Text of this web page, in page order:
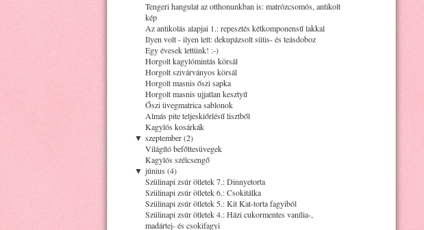
Tengeri hangulat az otthonunkban is: matrózcsomós, antikolt
kép
Az antikolás alapjai 1.: repesztés kétkomponensű lakkal
Ilyen volt - ilyen lett: dekupázsolt sütis- és teásdoboz
Egy évesek lettünk! :-)
Horgolt kagylómintás körsál
Horgolt szivárványos körsál
Horgolt masnis őszi sapka
Horgolt masnis ujjatlan kesztyű
Őszi üvegmatrica sablonok
Almás pite teljeskiőrlésű lisztből
Kagylós kosárkák
▼ szeptember (2)
Világító befőttesüvegek
Kagylós szélcsengő
▼ június (4)
Szülinapi zsúr ötletek 7.: Dinnyetorta
Szülinapi zsúr ötletek 6.: Csokitálka
Szülinapi zsúr ötletek 5.: Kit Kat-torta fagyiból
Szülinapi zsúr ötletek 4.: Házi cukormentes vanília-,
madártej- és csokifagyi